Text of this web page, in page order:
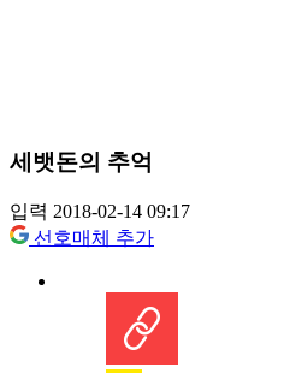
세뱃돈의 추억
입력 2018-02-14 09:17
선호매체 추가